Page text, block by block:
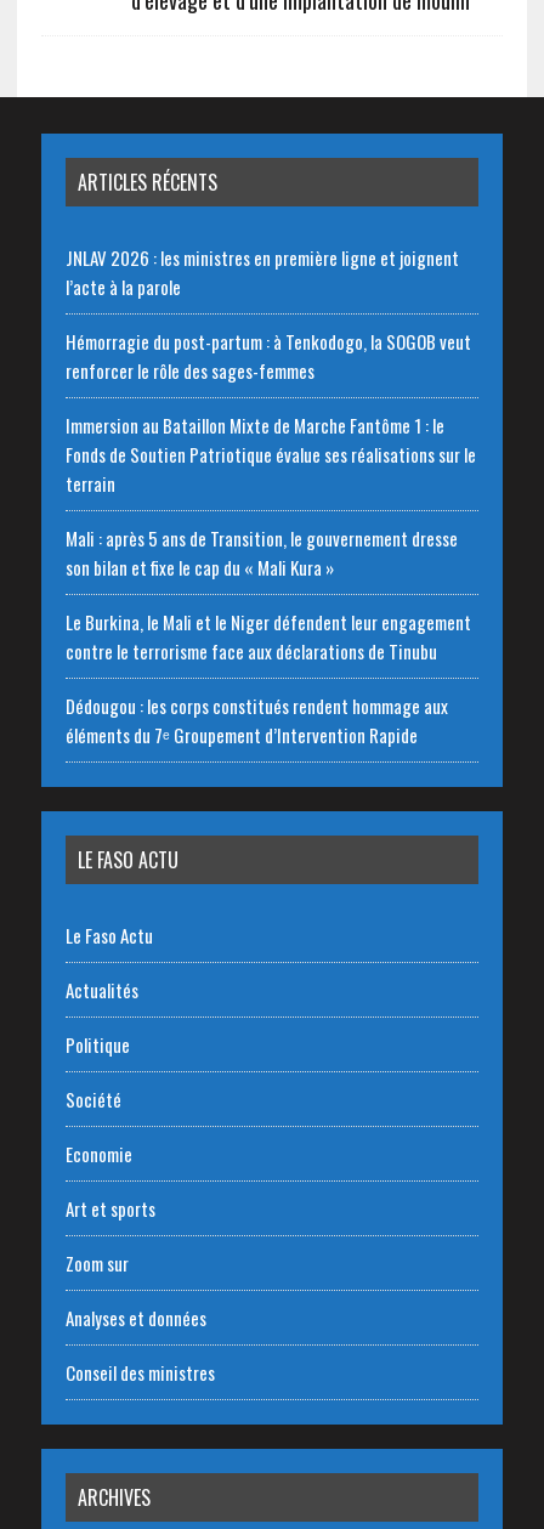
ARTICLES RÉCENTS
JNLAV 2026 : les ministres en première ligne et joignent
l’acte à la parole
Hémorragie du post-partum : à Tenkodogo, la SOGOB veut
renforcer le rôle des sages-femmes
Immersion au Bataillon Mixte de Marche Fantôme 1 : le
Fonds de Soutien Patriotique évalue ses réalisations sur le
terrain
Mali : après 5 ans de Transition, le gouvernement dresse
son bilan et fixe le cap du « Mali Kura »
Le Burkina, le Mali et le Niger défendent leur engagement
contre le terrorisme face aux déclarations de Tinubu
Dédougou : les corps constitués rendent hommage aux
éléments du 7ᵉ Groupement d’Intervention Rapide
LE FASO ACTU
Le Faso Actu
Actualités
Politique
Société
Economie
Art et sports
Zoom sur
Analyses et données
Conseil des ministres
ARCHIVES